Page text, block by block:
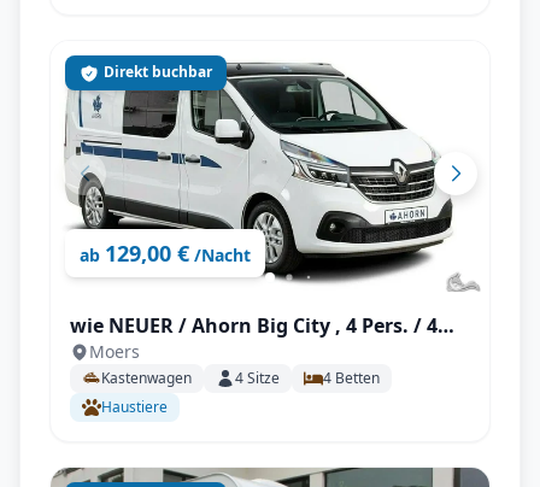
ab 129,00 € /Nacht
Direkt buchbar
wie NEUER / Ahorn Big City , 4 Pers. / 4
Gurte / 4 Betten / Kastenwagen mit
AUFSTELLDACH ! AHK optional ! / 2er
Fahrradträger optional / E-Bike fähig !
Moers
Kastenwagen 4Sitze 4 Betten
Haustiere